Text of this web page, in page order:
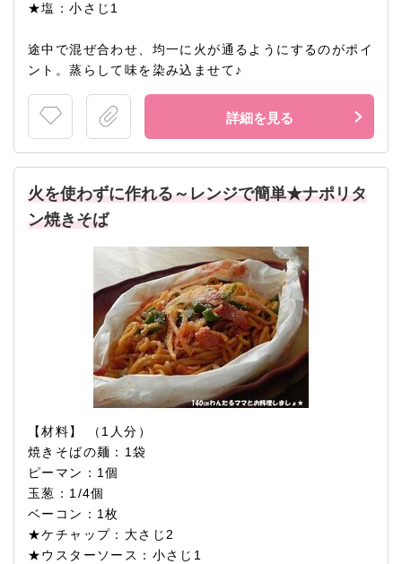
★塩：小さじ1
途中で混ぜ合わせ、均一に火が通るようにするのがポイ
ント。蒸らして味を染み込ませて♪
詳細を見る
火を使わずに作れる～レンジで簡単★ナポリタ
ン焼きそば
【材料】 （1人分）
焼きそばの麺：1袋
ピーマン：1個
玉葱：1/4個
ベーコン：1枚
★ケチャップ：大さじ2
★ウスターソース：小さじ1